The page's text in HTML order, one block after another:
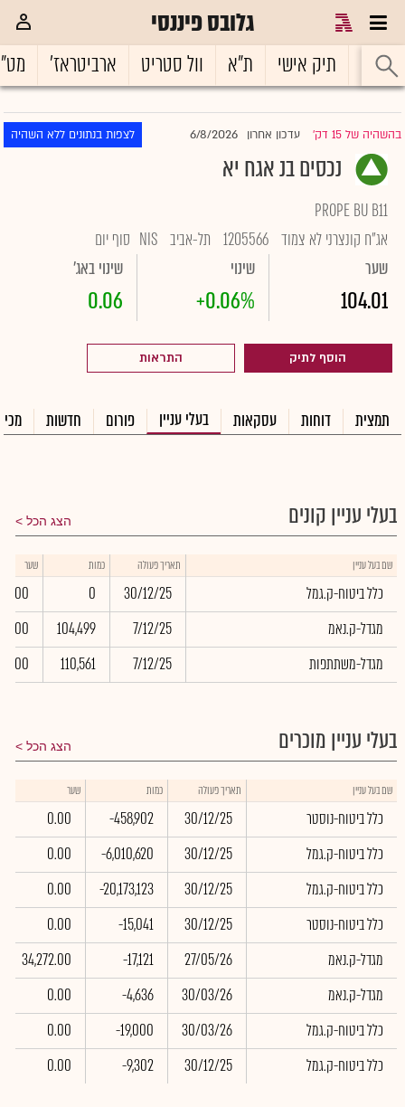
גלובס פיננסי
ראשי תיק אישי ת"א וול סטריט ארביטראז'
בהשהיה של 15 דק' |עדכון אחרון 6/8/2026 לצפות בנתונים ללא השהיה
נכסים בנ אגח יא
PROPE BU B11
אג"ח קונצרני לא צמוד 1205566 תל-אביב NIS סוף יום
שער
104.01
שינוי
+0.06%
שינוי באג'
0.06
הוסף לתיק התראות
תמצית דוחות עסקאות בעלי עניין פורום חדשות
בעלי עניין קונים הצג הכל
שם בעל עניין תאריך פעולה כמות שער
כלל ביטוח-ק.גמל 30/12/25
0
0.00
מגדל-ק.נאמ
7/12/25
104,499
0.00
מגדל-משתתפות
7/12/25
110,561
0.00
בעלי עניין מוכרים הצג הכל
שם בעל עניין תאריך פעולה כמות שער
כלל ביטוח-נוסטר 30/12/25
-458,902
0.00
כלל ביטוח-ק.גמל
30/12/25
-6,010,620
0.00
כלל ביטוח-ק.גמל
30/12/25
-20,173,123
0.00
כלל ביטוח-נוסטר
30/12/25
-15,041
0.00
מגדל-ק.נאמ
27/05/26
-17,121
34,272.00
מגדל-ק.נאמ
30/03/26
-4,636
0.00
כלל ביטוח-ק.גמל
30/03/26
-19,000
0.00
כלל ביטוח-ק.גמל
30/12/25
-9,302
0.00